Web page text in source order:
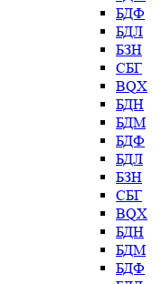
БДФ
БДЛ
БЗН
СБГ
BQX
БДН
БДМ
БДФ
БДЛ
БЗН
СБГ
BQX
БДН
БДМ
БДФ